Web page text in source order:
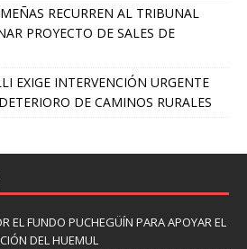
RECURREN AL TRIBUNAL
PROYECTO DE SALES DE
EXIGE INTERVENCIÓN URGENTE
DE CAMINOS RURALES
EL FUNDO PUCHEGÜÍN PARA APOYAR EL
DEL HUEMUL